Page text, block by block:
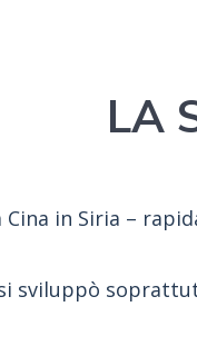
LA
Cina in Siria –
sviluppò